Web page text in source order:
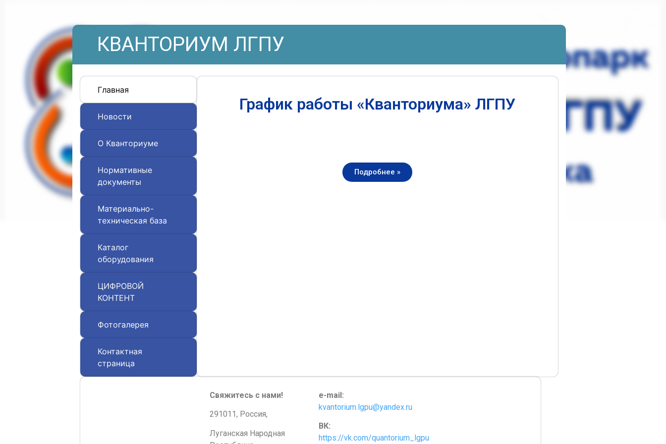
КВАНТОРИУМ ЛГПУ
Главная
Новости
О Кванториуме
Нормативные
документы
Материально-
техническая база
Каталог
оборудования
ЦИФРОВОЙ
КОНТЕНТ
Фотогалерея
Контактная
страница
График работы «Кванториума» ЛГПУ
Подробнее »
Свяжитесь с нами!
291011, Россия,
Луганская Народная
e-mail:
kvantorium.lgpu@yandex.ru
ВК:
https://vk.com/quantorium_lgpu